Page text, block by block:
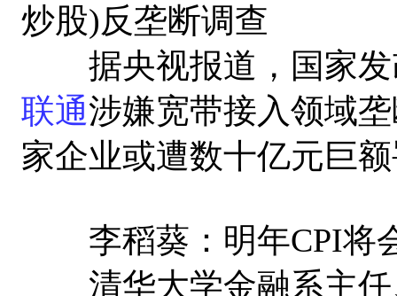
炒股)反垄断调查
据央视报道，国家发
联通涉嫌宽带接入领域
家企业或遭数十亿元巨
李稻葵：明年CPI将
清华大学金融系主任